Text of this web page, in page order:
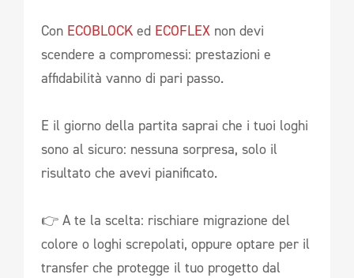
Con ECOBLOCKed ECOFLEX non devi
scendere a compromessi: prestazioni e
affidabilità vanno di pari passo.
E il giorno della partita saprai che i tuoi loghi
sono al sicuro: nessuna sorpresa, solo il
risultato che avevi pianificato.
👉 A te la scelta: rischiare migrazione del
colore o loghi screpolati, oppure optare per il
transfer che protegge il tuo progetto dal